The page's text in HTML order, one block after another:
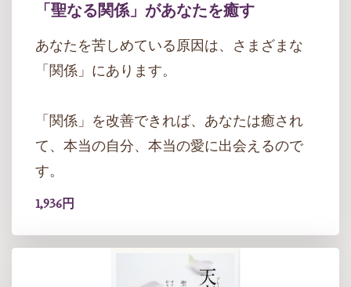
「聖なる関係」があなたを癒す
あなたを苦しめている原因は、さまざまな
「関係」にあります。
「関係」を改善できれば、あなたは癒され
て、本当の自分、本当の愛に出会えるので
す。
1,936円